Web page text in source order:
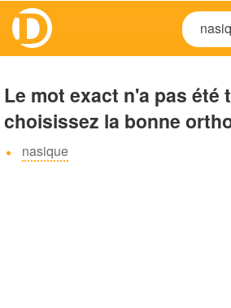
Le mot exact n'a pas été
choisissez la bonne
nasique